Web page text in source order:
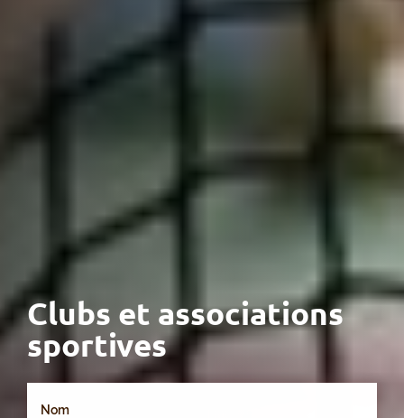
Clubs et associations
sportives
Nom